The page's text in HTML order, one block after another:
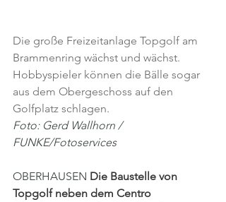
Die große Freizeitanlage Topgolf am
Brammenring wächst und wächst.
Hobbyspieler können die Bälle sogar
aus dem Obergeschoss auf den
Golfplatz schlagen.
Foto: Gerd Wallhorn /
FUNKE/Fotoservices
OBERHAUSEN Die Baustelle von
Topgolf neben dem Centro